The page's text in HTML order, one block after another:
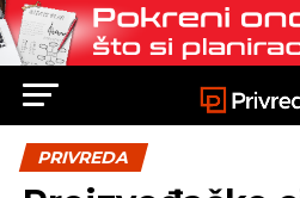
PRIVREDA